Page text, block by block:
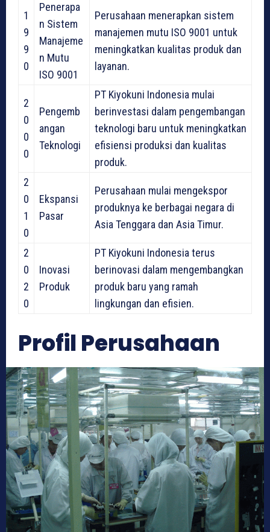
1
9
9
0
Penerapa
n Sistem
Manajeme
n Mutu
ISO 9001
Perusahaan menerapkan sistem
manajemen mutu ISO 9001 untuk
meningkatkan kualitas produk dan
layanan.
2
0
0
0
Pengemb
angan
Teknologi
PT Kiyokuni Indonesia mulai
berinvestasi dalam pengembangan
teknologi baru untuk meningkatkan
efisiensi produksi dan kualitas
produk.
2
0
1
0
Ekspansi
Pasar
Perusahaan mulai mengekspor
produknya ke berbagai negara di
Asia Tenggara dan Asia Timur.
2
0
2
0
Inovasi
Produk
PT Kiyokuni Indonesia terus
berinovasi dalam mengembangkan
produk baru yang ramah
lingkungan dan efisien.
Profil Perusahaan